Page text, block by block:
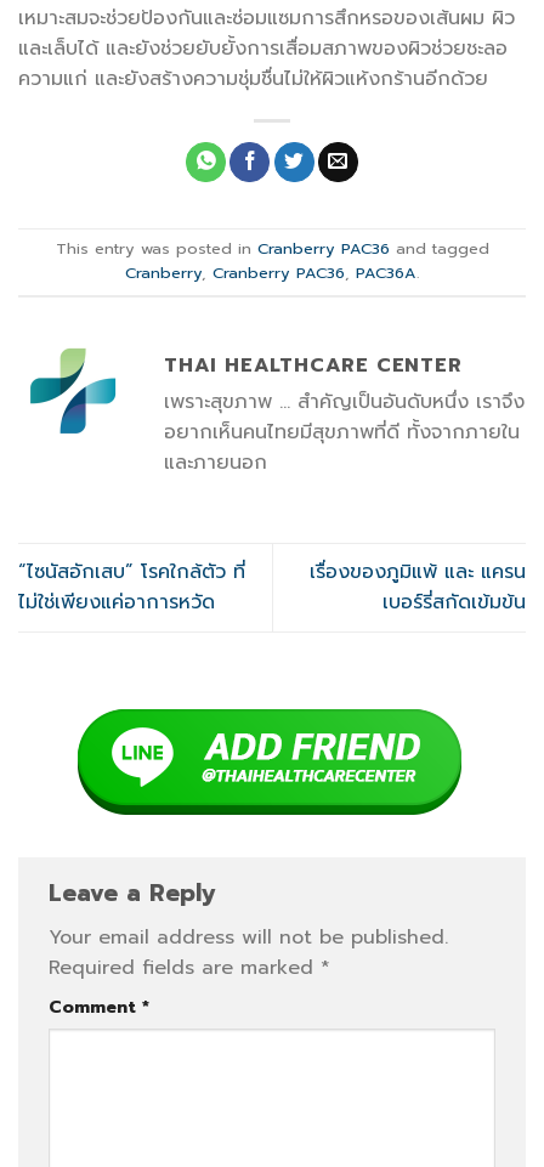
เหมาะสมจะช่วยป้องกันและซ่อมแซมการสึกหรอของเส้นผม ผิว
และเล็บได้ และยังช่วยยับยั้งการเสื่อมสภาพของผิวช่วยชะลอ
ความแก่ และยังสร้างความชุ่มชื่นไม่ให้ผิวแห้งกร้านอีกด้วย
This entry was posted in Cranberry PAC36 and tagged
Cranberry, Cranberry PAC36, PAC36A.
THAI HEALTHCARE CENTER
เพราะสุขภาพ ... สำคัญเป็นอันดับหนึ่ง เราจึง
อยากเห็นคนไทยมีสุขภาพที่ดี ทั้งจากภายใน
และภายนอก
“ไซนัสอักเสบ” โรคใกล้ตัว ที่
ไม่ใช่เพียงแค่อาการหวัด
เรื่องของภูมิแพ้ และ แครน
เบอร์รี่สกัดเข้มข้น
Leave a Reply
Your email address will not be published.
Required fields are marked *
Comment *